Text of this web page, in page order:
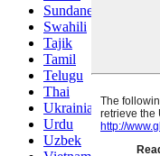
Sundanese
Swahili
Tajik
Tamil
Telugu
Thai
Ukrainian
Urdu
Uzbek